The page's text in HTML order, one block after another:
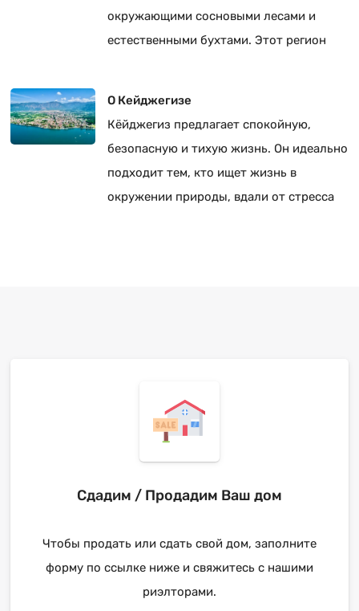
окружающими сосновыми лесами и
естественными бухтами. Этот регион
О Кейджегизе
Кёйджегиз предлагает спокойную,
безопасную и тихую жизнь. Он идеально
подходит тем, кто ищет жизнь в
окружении природы, вдали от стресса
Сдадим / Продадим Ваш дом
Чтобы продать или сдать свой дом, заполните
форму по ссылке ниже и свяжитесь с нашими
риэлторами.